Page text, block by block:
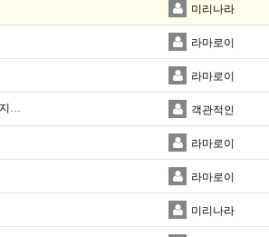
미리나라
라마로이
라마로이
2026 상반기 여행경보 정기 조정(여행금지 국가 및 지역 지정 기간 연장) 객관적인
라마로이
라마로이
미리나라